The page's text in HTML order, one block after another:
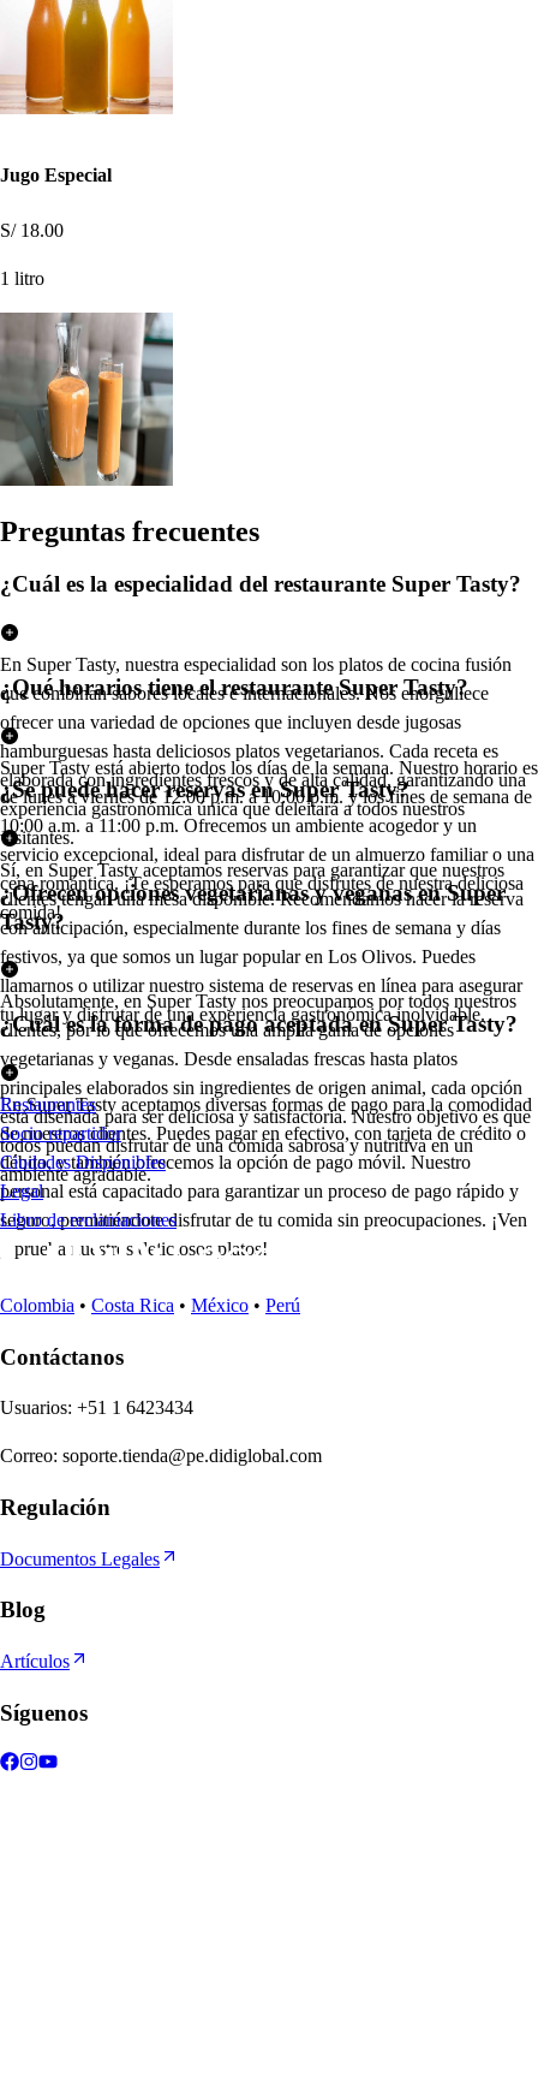
Jugo Especial
S/ 18.00
1 litro
Preguntas frecuentes
¿Cuál es la especialidad del restaurante Super Tasty?
En Super Tasty, nuestra especialidad son los platos de cocina fusión
que combinan sabores locales e internacionales. Nos enorgullece
ofrecer una variedad de opciones que incluyen desde jugosas
hamburguesas hasta deliciosos platos vegetarianos. Cada receta es
elaborada con ingredientes frescos y de alta calidad, garantizando una
experiencia gastronómica única que deleitará a todos nuestros
visitantes.
¿Qué horarios tiene el restaurante Super Tasty?
Super Tasty está abierto todos los días de la semana. Nuestro horario es
de lunes a viernes de 12:00 p.m. a 10:00 p.m. y los fines de semana de
10:00 a.m. a 11:00 p.m. Ofrecemos un ambiente acogedor y un
servicio excepcional, ideal para disfrutar de un almuerzo familiar o una
cena romántica. ¡Te esperamos para que disfrutes de nuestra deliciosa
comida!
¿Se puede hacer reservas en Super Tasty?
Sí, en Super Tasty aceptamos reservas para garantizar que nuestros
clientes tengan una mesa disponible. Recomendamos hacer la reserva
con anticipación, especialmente durante los fines de semana y días
festivos, ya que somos un lugar popular en Los Olivos. Puedes
llamarnos o utilizar nuestro sistema de reservas en línea para asegurar
tu lugar y disfrutar de una experiencia gastronómica inolvidable.
¿Ofrecen opciones vegetarianas y veganas en Super
Tasty?
Absolutamente, en Super Tasty nos preocupamos por todos nuestros
clientes, por lo que ofrecemos una amplia gama de opciones
vegetarianas y veganas. Desde ensaladas frescas hasta platos
principales elaborados sin ingredientes de origen animal, cada opción
está diseñada para ser deliciosa y satisfactoria. Nuestro objetivo es que
todos puedan disfrutar de una comida sabrosa y nutritiva en un
ambiente agradable.
¿Cuál es la forma de pago aceptada en Super Tasty?
En Super Tasty aceptamos diversas formas de pago para la comodidad
de nuestros clientes. Puedes pagar en efectivo, con tarjeta de crédito o
débito, y también ofrecemos la opción de pago móvil. Nuestro
personal está capacitado para garantizar un proceso de pago rápido y
seguro, permitiéndote disfrutar de tu comida sin preocupaciones. ¡Ven
y prueba nuestros deliciosos platos!
Restaurantes
Socio repartidor
Ciudades Disponibles
Legal
Libro de reclamaciones
Colombia • Costa Rica • México • Perú
Contáctanos
Usuarios: +51 1 6423434
Correo: soporte.tienda@pe.didiglobal.com
Regulación
Documentos Legales
Blog
Artículos
Síguenos